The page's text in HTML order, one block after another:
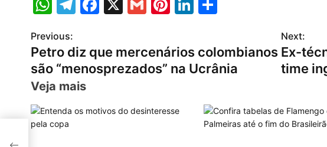
at
s
A
p
e
gr
a
m
e
b
o
l
er
e
st
e
dI
n
e
P
o
s
t
n
Previous:
Petro diz que mercenários colombianos
são “menosprezados” na Ucrânia
Next:
Ex-
time
Veja mais